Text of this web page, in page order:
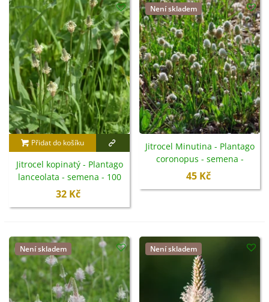
Pro rostlinu je ideálnívlhká, hlinitopísčitá půda. Pro
jitrocel vybírejte takové stanoviště, kde jeplné slunce
čipolostín.
Přidat do košíku
Jitrocel kopinatý - Plantago
lanceolata - semena - 100
ks
32 Kč
Není skladem
Jitrocel Minutina - Plantago
coronopus - semena -
500 ks
45 Kč
Není skladem Není skladem